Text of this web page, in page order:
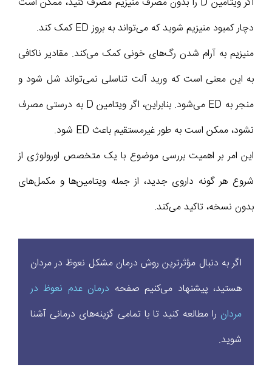
دچار کمبود منیزیم شوید که می‌تواند به بروز ED کمک کند.
منیزیم به آرام شدن رگ‌های خونی کمک می‌کند. مقادیر ناکافی
به این معنی است که ورید آلت تناسلی نمی‌تواند شل شود و
منجر به ED می‌شود. بنابراین، اگر ویتامین D به درستی مصرف
نشود، ممکن است به طور غیرمستقیم باعث ED شود.
این امر بر اهمیت بررسی موضوع با یک متخصص اورولوژی از
شروع هر گونه داروی جدید، از جمله ویتامین‌ها و مکمل‌های
بدون نسخه، تاکید می‌کند.
اگر به دنبال مؤثرترین روش درمان مشکل نعوظ در مردان
هستید، پیشنهاد می‌کنیم صفحه درمان عدم نعوظ در
مردان را مطالعه کنید تا با تمامی گزینه‌های درمانی آشنا
شوید.